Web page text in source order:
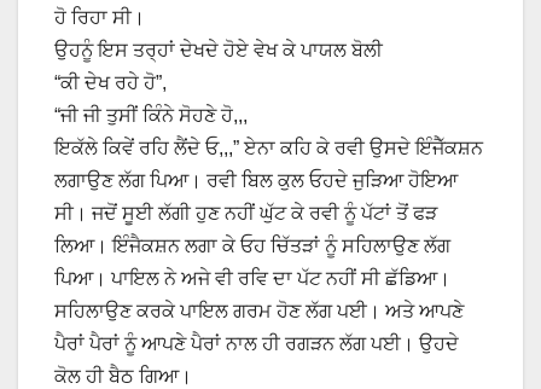
ਹੋ ਰਿਹਾ ਸੀ।
ਉਹਨੂੰ ਇਸ ਤਰ੍ਹਾਂ ਦੇਖਦੇ ਹੋਏ ਵੇਖ ਕੇ ਪਾਯਲ ਬੋਲੀ
“ਕੀ ਦੇਖ ਰਹੇ ਹੋ”,
“ਜੀ ਜੀ ਤੁਸੀਂ ਕਿੰਨੇ ਸੋਹਣੇ ਹੋ,,,
ਇਕੱਲੇ ਕਿਵੇਂ ਰਹਿ ਲੈਂਦੇ ਓ,,,” ਏਨਾ ਕਹਿ ਕੇ ਰਵੀ ਉਸਦੇ ਇੰਜੈੱਕਸ਼ਨ
ਲਗਾਉਣ ਲੱਗ ਪਿਆ। ਰਵੀ ਬਿਲ ਕੁਲ ਓਹਦੇ ਜੁੜਿਆ ਹੋਇਆ
ਸੀ। ਜਦੋਂ ਸੂਈ ਲੱਗੀ ਹੁਣ ਨਹੀਂ ਘੁੱਟ ਕੇ ਰਵੀ ਨੂੰ ਪੱਟਾਂ ਤੋਂ ਫੜ
ਲਿਆ। ਇੰਜੈਕਸ਼ਨ ਲਗਾ ਕੇ ਓਹ ਚਿੱਤੜਾਂ ਨੂੰ ਸਹਿਲਾਉਣ ਲੱਗ
ਪਿਆ। ਪਾਇਲ ਨੇ ਅਜੇ ਵੀ ਰਵਿ ਦਾ ਪੱਟ ਨਹੀਂ ਸੀ ਛੱਡਿਆ।
ਸਹਿਲਾਉਣ ਕਰਕੇ ਪਾਇਲ ਗਰਮ ਹੋਣ ਲੱਗ ਪਈ। ਅਤੇ ਆਪਣੇ
ਪੈਰਾਂ ਪੈਰਾਂ ਨੂੰ ਆਪਣੇ ਪੈਰਾਂ ਨਾਲ ਹੀ ਰਗੜਨ ਲੱਗ ਪਈ। ਉਹਦੇ
ਕੋਲ ਹੀ ਬੈਠ ਗਿਆ।